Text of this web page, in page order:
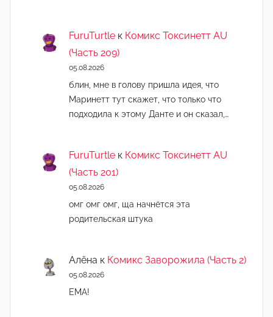
FuruTurtle к Комикс Токсинетт AU
(Часть 209)
05.08.2026
блин, мне в голову пришла идея, что
Маринетт тут скажет, что только что
подходила к этому Данте и он сказал,…
FuruTurtle к Комикс Токсинетт AU
(Часть 201)
05.08.2026
омг омг омг, ща начнëтся эта
родительская штука
Алёна к Комикс Заворожила (Часть 2)
05.08.2026
ЕМА!